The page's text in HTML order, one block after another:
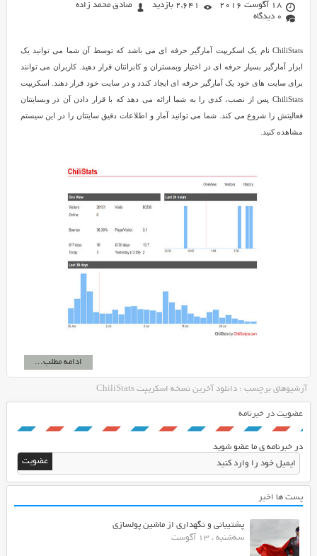
18 آگوست 2016 2,641 بازدید
صادق محمد زاده
0 دیدگاه
ChiliStats نام یک اسکریپت آمارگیر حرفه ای می باشد که توسط آن شما می توانید یک
ابزار آمارگیر بسیار حرفه ای در اختیار وبمستران و کابرانتان قرار دهید. کاربران می توانند
برای سایت های خود یک آمارگیر حرفه ای ایجاد کندد و در سایت خود قرار دهند. اسکریپت
ChiliStats پس از نصب، کدی را به شما ارائه می دهد که با قرار دادن آن در وبسایتتان
فعالیتش را شروع می کند. شما می توانید آمار و اطلاعات دقیق سایتتان را در این سیستم
مشاهده کنید.
ادامه مطلب...
آرشیوهای برچسب : دانلود آخرین نسخه اسکریپت ChiliStats
عضویت در خبرنامه
در خبرنامه ی ما عضو شوید
پست ها اخیر
پشتیبانی و نگهداری از ماشین پولسازی
سه‌شنبه ، 13 آگوست